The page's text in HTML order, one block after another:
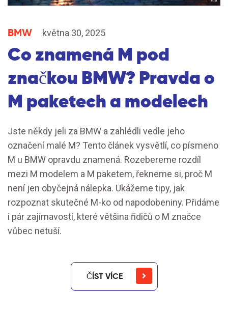
BMW května 30, 2025
Co znamená M pod
značkou BMW? Pravda o
M paketech a modelech
Jste někdy jeli za BMW a zahlédli vedle jeho
označení malé M? Tento článek vysvětlí, co písmeno
M u BMW opravdu znamená. Rozebereme rozdíl
mezi M modelem a M paketem, řekneme si, proč M
není jen obyčejná nálepka. Ukážeme tipy, jak
rozpoznat skutečné M-ko od napodobeniny. Přidáme
i pár zajímavostí, které většina řidičů o M značce
vůbec netuší.
ČÍST VÍCE